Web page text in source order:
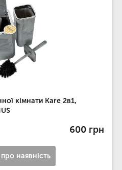
кімнати Kare 2в1,
600 грн
наявність